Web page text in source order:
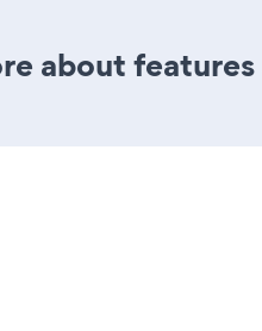
about